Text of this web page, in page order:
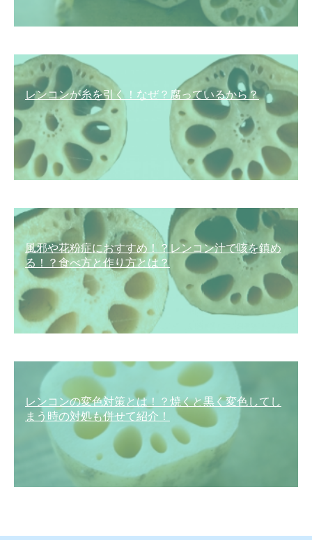
レンコンが糸を引く！なぜ？腐っているから？
風邪や花粉症におすすめ！？レンコン汁で咳を鎮め
る！？食べ方と作り方とは？
レンコンの変色対策とは！？焼くと黒く変色してし
まう時の対処も併せて紹介！